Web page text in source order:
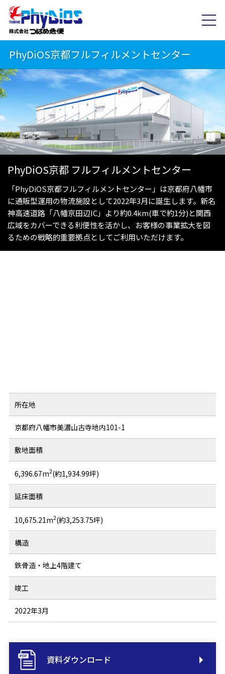
PhyDiOS京都フルフィルメントセンター
PhyDiOS京都フルフィルメントセンター
「PhyDiOS京都フルフィルメントセンター」は京都府八幡市
に通販型運用の物流施設として2022年3月に誕生します。新名
神高速道路「八幡京田辺IC」より約0.4km(車で約1分)と関西
広域をカバーできる利便性を活かし、お客様の事業拡大を図
るための戦略的重要拠点としてご利用いただけます。
所在地
京都府八幡市美濃山古寺地内101-1
敷地面積
6,396.67m2(約1,934.99坪)
延床面積
10,675.21m2(約3,253.75坪)
構造
鉄骨造・地上4階建て
竣工
2022年3月
資料ダウンロード